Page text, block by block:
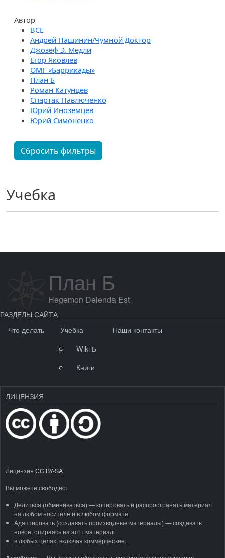
Учебка
Автор
Андрей Пашинин/Чумной Доктор
Джозеф Э. Медли
Егор Яковлев
ОМГ «Баррикады»
План Б
Роман Катунцев
Спартак Павлюченко
Юрий Иноземцев
Юрий Симоненко
Сбросить фильтры
План Б
Hegemon Delenda Est
РАЗДЕЛЫ САЙТА
Что делать
Учебка
Wiki Б
Книги
Наши контакты
ЛИЦЕНЗИЯ
Лицензия CC BY-SA
Вы можете свободно:
Делиться (обмениваться) — копировать и распространять материал
на любом носителе и в любом формате
Адаптировать (создавать производные материалы) — создавать
новое, опираясь на этот материал
в любых целях, включая коммерческие.